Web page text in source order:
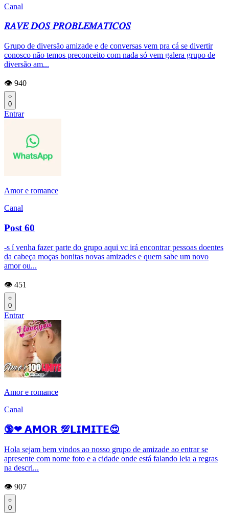
Canal
𝑅𝐴𝑉𝐸 𝐷𝑂𝑆 𝑃𝑅𝑂𝐵𝐿𝐸𝑀𝐴𝑇𝐼𝐶𝑂𝑆
Grupo de diversão amizade e de conversas vem pra cá se divertir
conosco não temos preconceito com nada só vem galera grupo de
diversão am...
👁️ 940
0
Entrar
Amor e romance
Canal
Post 60
-s í venha fazer parte do grupo aqui vc irá encontrar pessoas doentes
da cabeça moças bonitas novas amizades e quem sabe um novo
amor ou...
👁️ 451
0
Entrar
Amor e romance
Canal
🔞❤ 𝗔𝗠𝗢𝗥 💯𝗟𝗜𝗠𝗜𝗧𝗘😍
Hola sejam bem vindos ao nosso grupo de amizade ao entrar se
apresente com nome foto e a cidade onde está falando leia a regras
na descri...
👁️ 907
0